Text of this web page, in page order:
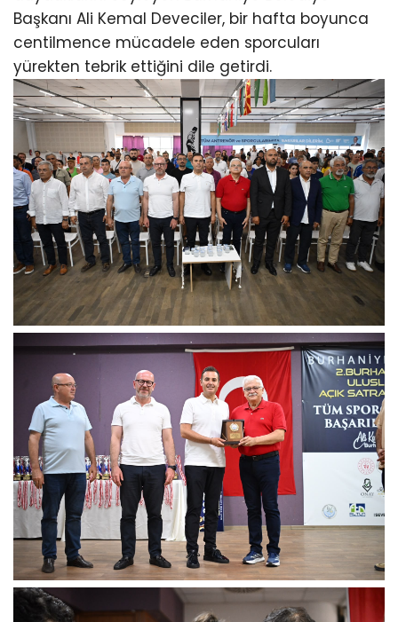
Başkanı Ali Kemal Deveciler, bir hafta boyunca
centilmence mücadele eden sporcuları
yürekten tebrik ettiğini dile getirdi.